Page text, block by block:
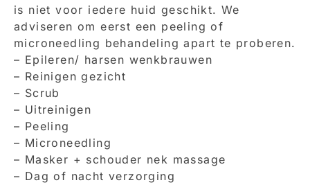
is niet voor iedere huid geschikt. We
adviseren om eerst een peeling of
microneedling behandeling apart te proberen.
– Epileren/ harsen wenkbrauwen
– Reinigen gezicht
– Scrub
– Uitreinigen
– Peeling
– Microneedling
– Masker + schouder nek massage
– Dag of nacht verzorging